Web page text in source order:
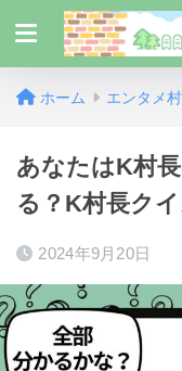
ホーム エンタメ村
あなたはK村
る？K村長クイ
2024年9月20日